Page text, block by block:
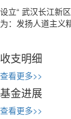
设立“ 武汉长江新
为：发扬人道主
收支明细
查看更多>>
基金进展
查看更多>>